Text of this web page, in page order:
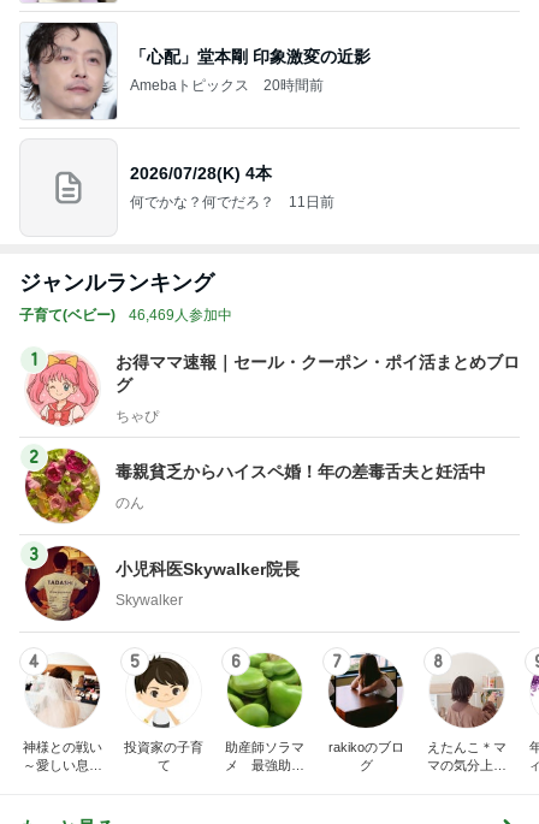
「心配」堂本剛 印象激変の近影
Amebaトピックス 20時間前
2026/07/28(K) 4本
何でかな？何でだろ？ 11日前
ジャンルランキング
子育て(ベビー) 46,469人参加中
1
お得ママ速報｜セール・クーポン・ポイ活まとめブロ
グ
ちゃぴ
2
毒親貧乏からハイスペ婚！年の差毒舌夫と妊活中
のん
3
小児科医Skywalker院長
Skywalker
4
神様との戦い
～愛しい息子
5
投資家の子育
て
6
助産師ソラマ
メ 最強助産
7
rakikoのブロ
グ
8
えたんこ＊マ
マの気分上が